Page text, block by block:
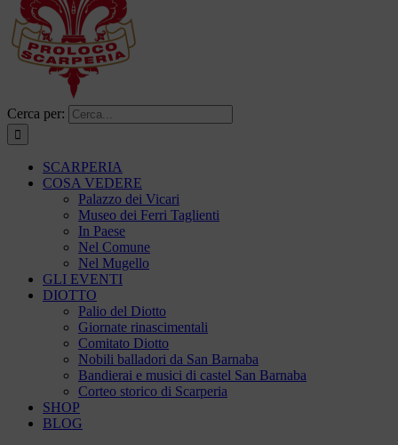
Cerca per:
SCARPERIA
COSA VEDERE
Palazzo dei Vicari
Museo dei Ferri Taglienti
In Paese
Nel Comune
Nel Mugello
GLI EVENTI
DIOTTO
Palio del Diotto
Giornate rinascimentali
Comitato Diotto
Nobili balladori da San Barnaba
Bandierai e musici di castel San Barnaba
Corteo storico di Scarperia
SHOP
BLOG